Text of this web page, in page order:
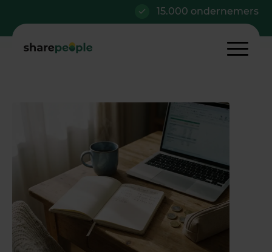
15.000 ondernemers Al